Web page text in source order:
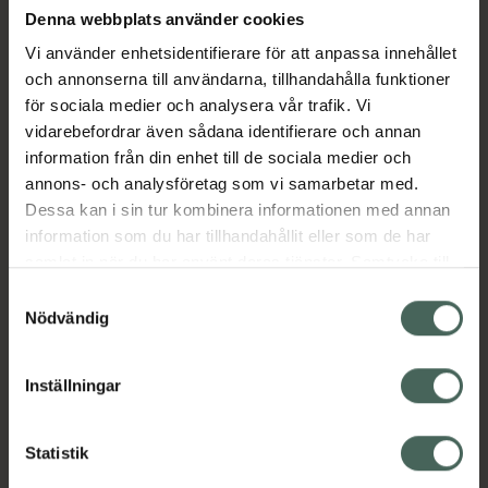
Denna webbplats använder cookies
Vi använder enhetsidentifierare för att anpassa innehållet
och annonserna till användarna, tillhandahålla funktioner
för sociala medier och analysera vår trafik. Vi
vidarebefordrar även sådana identifierare och annan
information från din enhet till de sociala medier och
annons- och analysföretag som vi samarbetar med.
Dessa kan i sin tur kombinera informationen med annan
information som du har tillhandahållit eller som de har
återkalla ditt samtycke via webbplatsens
cookieinställningar. Ett återkallat samtycke påverkar inte
lagligheten av behandling som skett innan återkallelsen.
Nödvändig
Inställningar
Statistik
dig åerfuktad i upp till 72 timmar. Upplev
långvarig komfort med denna lotion när de
arbetar aktivt för att lugna hudirritationer
samtidigt som den mjukgör och återfuktar för
en välmående hud. Formulan är doftfri och
har även blivit dermatologiskt godkänd, vilket
gör den till det trygga valet för dig med
känslig hud. Säg hejdå till obehag och hej till
långvarig återfuktning med NIVEA Repair &
Kategorier:
Hudvård
Innehåll Visa